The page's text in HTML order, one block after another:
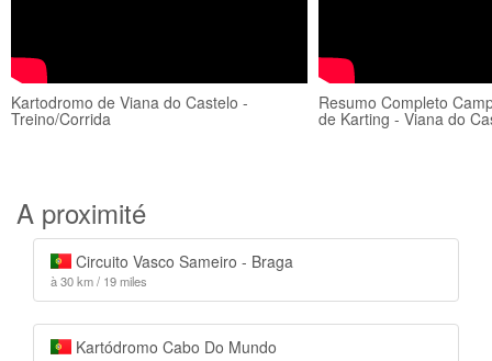
Kartodromo de Viana do Castelo -
Treino/Corrida
Resumo Completo
de Karting - Viana do
A proximité
Circuito Vasco Sameiro - Braga
à 30 km / 19 miles
Kartódromo Cabo Do Mundo